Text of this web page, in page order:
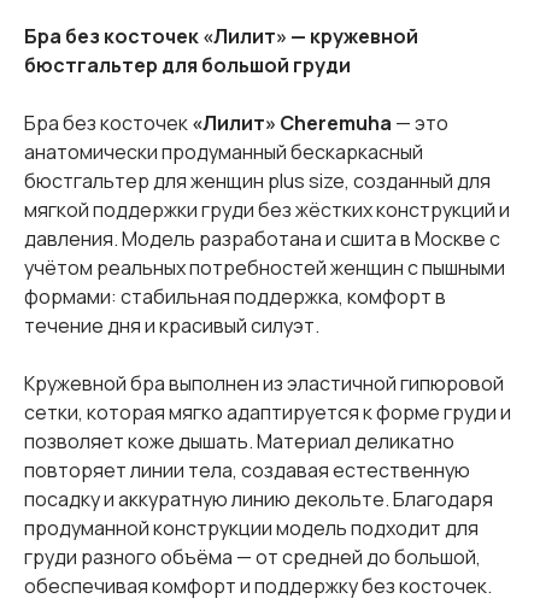
Бра без косточек «Лилит» — кружевной
бюстгальтер для большой груди
Бра без косточек«Лилит» Cheremuha — это
анатомически продуманный бескаркасный
бюстгальтер для женщин plus size, созданный для
мягкой поддержки груди без жёстких конструкций и
давления. Модель разработана и сшита в Москве с
учётом реальных потребностей женщин с пышными
формами: стабильная поддержка, комфорт в
течение дня и красивый силуэт.
Кружевной бра выполнен из эластичной гипюровой
сетки, которая мягко адаптируется к форме груди и
позволяет коже дышать. Материал деликатно
повторяет линии тела, создавая естественную
посадку и аккуратную линию декольте. Благодаря
продуманной конструкции модель подходит для
груди разного объёма — от средней до большой,
обеспечивая комфорт и поддержку без косточек.